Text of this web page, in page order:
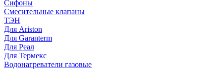
Сифоны
Смесительные клапаны
ТЭН
Для Ariston
Для Garanterm
Для Реал
Для Термекс
Водонагреватели газовые